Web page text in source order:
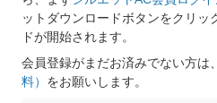
ットダウンロードボタンをクリッ
ドが開始されます。
会員登録がまだお済みでない方は、
料） をお願いします。